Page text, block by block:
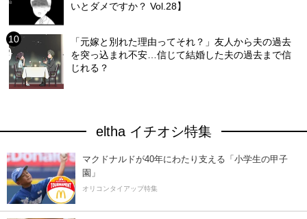
いとダメですか？ Vol.28】
「元嫁と別れた理由ってそれ？」友人から夫の過去
を突っ込まれ不安…信じて結婚した夫の過去まで信
じれる？
eltha イチオシ特集
マクドナルドが40年にわたり支える「小学生の甲子
園」
オリコンタイアップ特集